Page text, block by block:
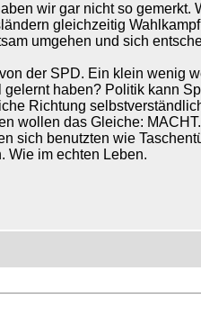
wir gar nicht so gemerkt.
gleichzeitig
umgehen und sich
der SPD. Ein klein wenig
haben? Politik kann
Richtung
wollen das Gleiche:
sich benutzten wie
Wie im echten Leben.